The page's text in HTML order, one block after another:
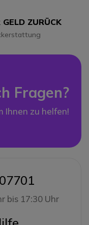
GELD ZURÜCK
Fragen?
Ihnen zu helfen!
bis 17:30 Uhr